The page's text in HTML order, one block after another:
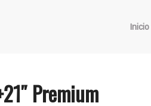
Inicio
Premium